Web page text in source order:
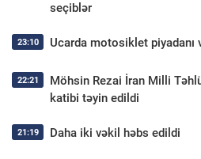
seçiblər
23:10 Ucarda motosiklet piyadanı
22:21
Möhsin Rezai İran Milli
katibi təyin edildi
21:19 Daha iki vəkil həbs edildi